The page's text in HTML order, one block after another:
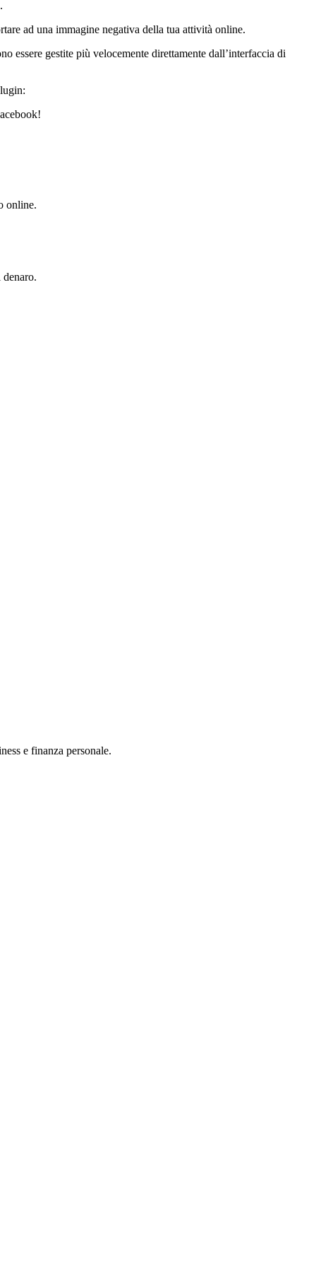
ad una immagine negativa della tua attività online.
essere gestite più velocemente direttamente dall’interfaccia di
online.
e finanza personale.